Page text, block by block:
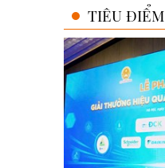
TIÊU ĐIỂM